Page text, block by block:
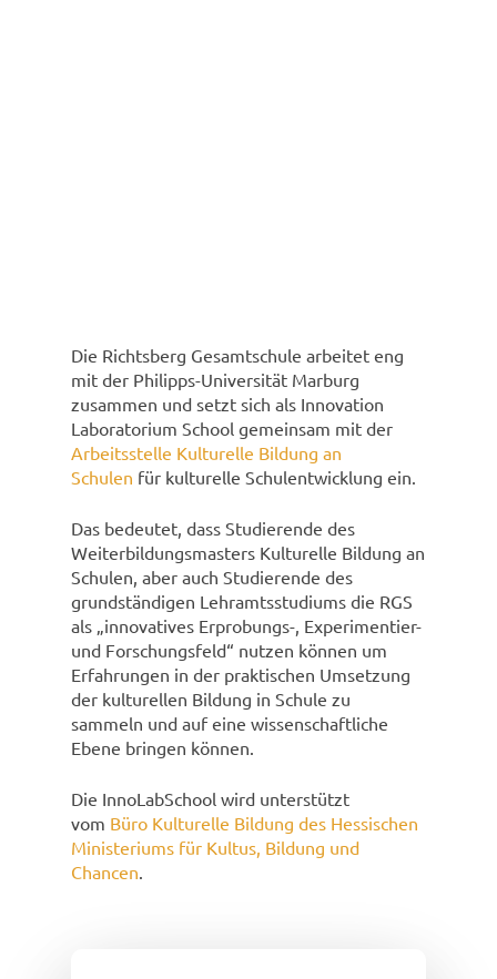
Die Richtsberg Gesamtschule arbeitet eng
mit der Philipps-Universität Marburg
zusammen und setzt sich als Innovation
Laboratorium School gemeinsam mit der
Arbeitsstelle Kulturelle Bildung an
Schulen für kulturelle Schulentwicklung ein.
Das bedeutet, dass Studierende des
Weiterbildungsmasters Kulturelle Bildung an
Schulen, aber auch Studierende des
grundständigen Lehramtsstudiums die RGS
als „innovatives Erprobungs-, Experimentier-
und Forschungsfeld“ nutzen können um
Erfahrungen in der praktischen Umsetzung
der kulturellen Bildung in Schule zu
sammeln und auf eine wissenschaftliche
Ebene bringen können.
Die InnoLabSchool wird unterstützt
vom Büro Kulturelle Bildung des Hessischen
Ministeriums für Kultus, Bildung und
Chancen.